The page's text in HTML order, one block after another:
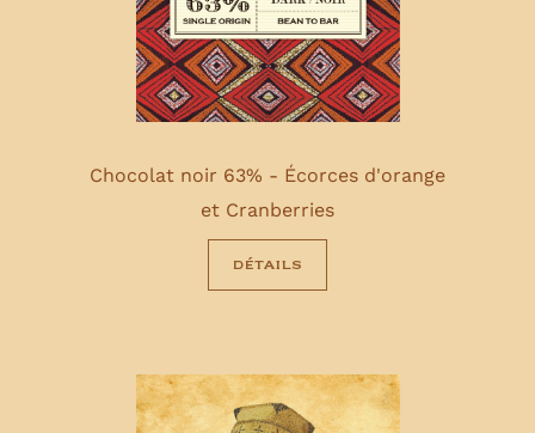
Chocolat noir 63% - Écorces d'orange
et Cranberries
détails